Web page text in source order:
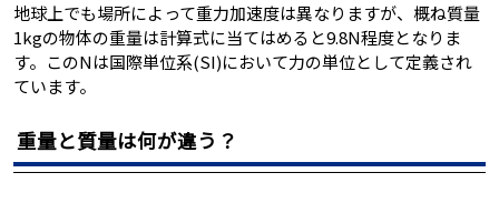
地球上でも場所によって重力加速度は異なりますが、概ね質量
1kgの物体の重量は計算式に当てはめると9.8N程度となりま
す。このNは国際単位系(SI)において力の単位として定義され
ています。
重量と質量は何が違う？